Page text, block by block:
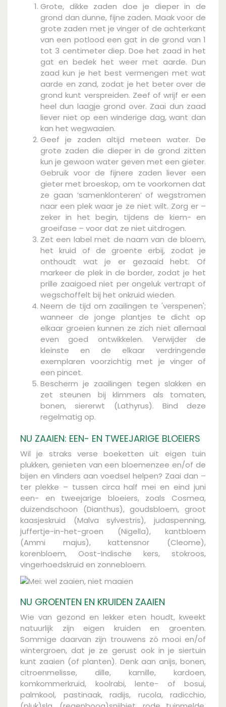
Grote, dikke zaden doe je dieper in de
grond dan dunne, fijne zaden. Maak voor de
grote zaden met je vinger of de achterkant
van een potlood een gat in de grond van 1
tot 3 centimeter diep. Doe het zaad in het
gat en bedek het weer met aarde. Dun
zaad kun je het best vermengen met wat
aarde en zand, zodat je het beter over de
grond kunt verspreiden. Zeef of wrijf er een
heel dun laagje grond over. Zaai dun zaad
liever niet op een winderige dag, want dan
kan het wegwaaien.
Geef je zaden altijd meteen water. De
grote zaden die dieper in de grond zitten
kun je gewoon water geven met een gieter.
Gebruik voor de fijnere zaden liever een
gieter met broeskop, om te voorkomen dat
ze gaan ‘samenklonteren’ of wegstromen
naar een plek waar je ze niet wilt. Zorg er –
zeker in het begin, tijdens de kiem- en
groeifase – voor dat ze niet uitdrogen.
Zet een label met de naam van de bloem,
het kruid of de groente erbij, zodat je
onthoudt wat je er gezaaid hebt. Of
markeer de plek in de border, zodat je het
prille zaaigoed niet per ongeluk vertrapt of
wegschoffelt bij het onkruid wieden.
Neem de tijd om zaailingen te 'verspenen';
wanneer de jonge plantjes te dicht op
elkaar groeien kunnen ze zich niet allemaal
even goed ontwikkelen. Verwijder de
kleinste en de elkaar verdringende
exemplaren voorzichtig met je vinger of
een pincet.
Bescherm je zaailingen tegen slakken en
zet steunen bij klimmers als tomaten,
bonen, siererwt (Lathyrus). Bind deze
regelmatig op.
NU ZAAIEN: EEN- EN TWEEJARIGE BLOEIERS
Wil je straks verse boeketten uit eigen tuin
plukken, genieten van een bloemenzee en/of de
bijen en vlinders aan voedsel helpen? Zaai dan –
ter plekke – tussen circa half mei en eind juni
een- en tweejarige bloeiers, zoals Cosmea,
duizendschoon (Dianthus), goudsbloem, groot
kaasjeskruid (Malva sylvestris), judaspenning,
juffertje-in-het-groen (Nigella), kantbloem
(Ammi majus), kattensnor (Cleome),
korenbloem, Oost-Indische kers, stokroos,
vingerhoedskruid en zonnebloem.
NU GROENTEN EN KRUIDEN ZAAIEN
Wie van gezond en lekker eten houdt, kweekt
natuurlijk zijn eigen kruiden en groenten.
Sommige daarvan zijn trouwens zó mooi en/of
wintergroen, dat je ze gerust ook in je siertuin
kunt zaaien (of planten). Denk aan anijs, bonen,
citroenmelisse, dille, kamille, kardoen,
komkommerkruid, koolrabi, lente- of bosui,
palmkool, pastinaak, radijs, rucola, radicchio,